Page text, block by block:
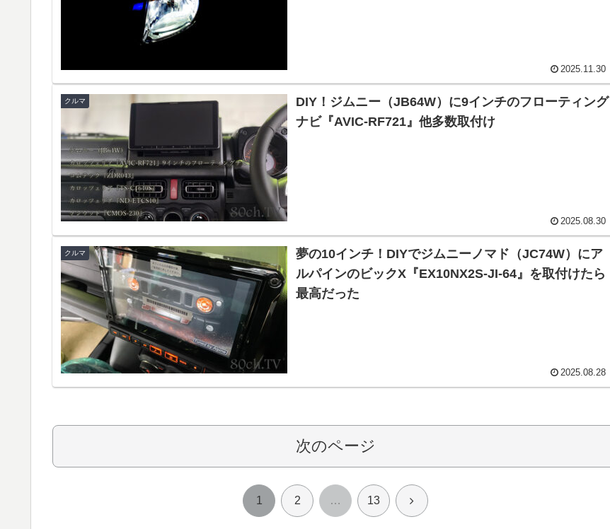
2025.11.30
クルマ
DIY！ジムニー（JB64W）に9インチのフローティング
ナビ『AVIC-RF721』他多数取付け
2025.08.30
クルマ
夢の10インチ！DIYでジムニーノマド（JC74W）にア
ルパインのビックX『EX10NX2S-JI-64』を取付けたら
最高だった
2025.08.28
次のページ
1 2 … 13 次